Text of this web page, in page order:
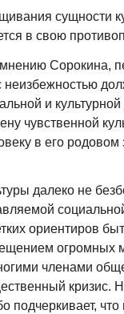
сущности
в свою
Сорокина,
и
чувственной
в его
далеко не
ориентиров
членами
что